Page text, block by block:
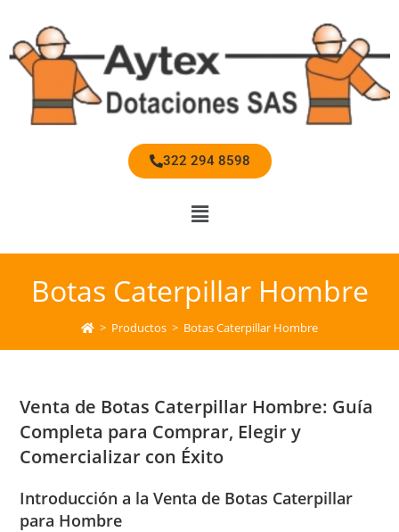
322 294 8598
Botas Caterpillar Hombre
> Productos > Botas Caterpillar Hombre
Venta de Botas Caterpillar Hombre: Guía
Completa para Comprar, Elegir y
Comercializar con Éxito
Introducción a la Venta de Botas Caterpillar
para Hombre